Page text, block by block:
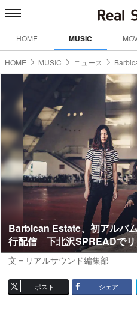
HOME MUSIC
HOME MUSIC ニュース
Barbican Estate、初アルバ
行配信 下北沢SPREADでリ
文＝リアルサウンド編集部
ポスト シェア